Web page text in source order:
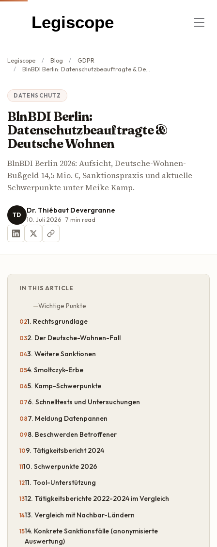
Legiscope
Legiscope Blog
GDPR
BlnBDI Berlin: Datenschutzbeauftragte & Deutsche Wohnen
DATENSCHUTZ
BlnBDI Berlin:
Datenschutzbeauftragte &
Deutsche Wohnen
BlnBDI Berlin 2026: Aufsicht, Deutsche-Wohnen-
Bußgeld 14,5 Mio. €, Sanktionspraxis und aktuelle
Schwerpunkte unter Meike Kamp.
TD Dr. Thiébaut Devergranne
10. Juli 2026 7 min read
IN THIS ARTICLE
Wichtige Punkte
1. Rechtsgrundlage
2. Der Deutsche-Wohnen-Fall
3. Weitere Sanktionen
4. Smoltczyk-Erbe
5. Kamp-Schwerpunkte
6. Schnelltests und Untersuchungen
7. Meldung Datenpannen
8. Beschwerden Betroffener
9. Tätigkeitsbericht 2024
10. Schwerpunkte 2026
11. Tool-Unterstützung
12. Tätigkeitsberichte 2022-2024 im Vergleich
13. Vergleich mit Nachbar-Ländern
14. Konkrete Sanktionsfälle (anonymisierte
Auswertung)